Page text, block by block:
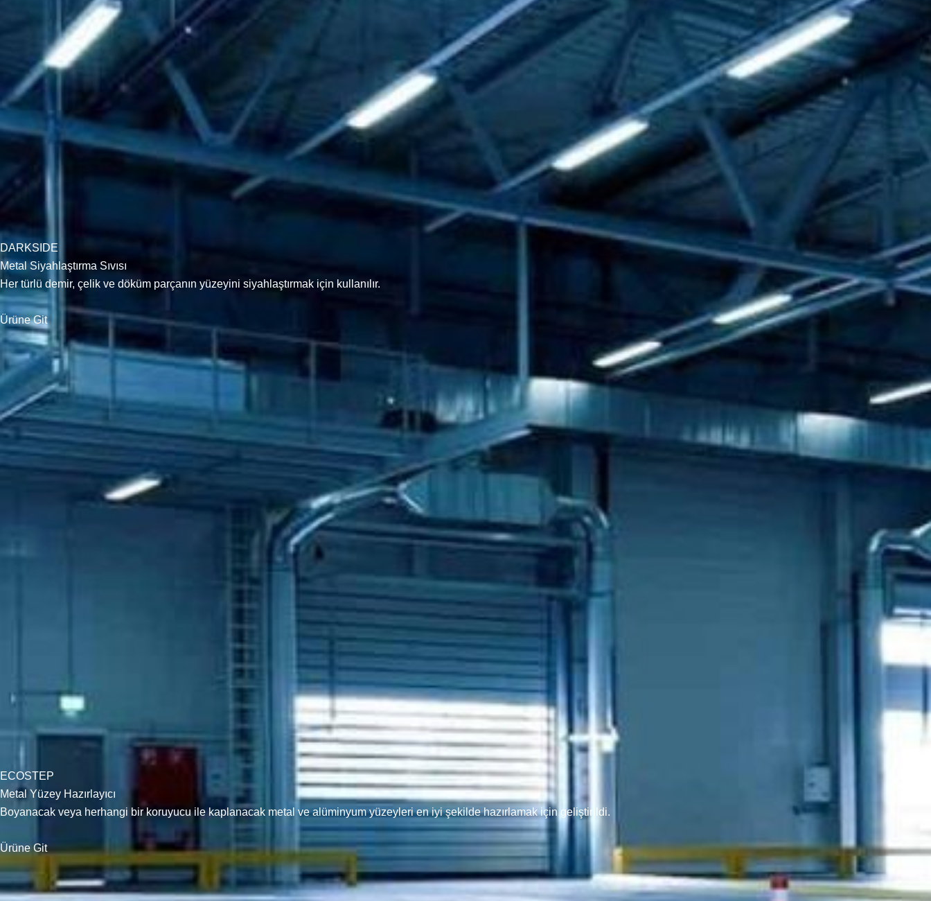
DARKSIDE
Metal Siyahlaştırma Sıvısı
Her türlü demir, çelik ve döküm parçanın yüzeyini siyahlaştırmak için kullanılır.
Ürüne Git
ECOSTEP
Metal Yüzey Hazırlayıcı
Boyanacak veya herhangi bir koruyucu ile kaplanacak metal ve alüminyum yüzeyleri en iyi şekilde hazırlamak için geliştirildi.
Ürüne Git